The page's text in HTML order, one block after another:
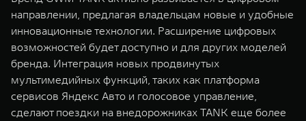
направлении, предлагая владельцам новые и удобные
инновационные технологии. Расширение цифровых
возможностей будет доступно и для других моделей
бренда. Интеграция новых продвинутых
мультимедийных функций, таких как платформа
сервисов Яндекс Авто и голосовое управление,
сделают поездки на внедорожниках TANK еще более